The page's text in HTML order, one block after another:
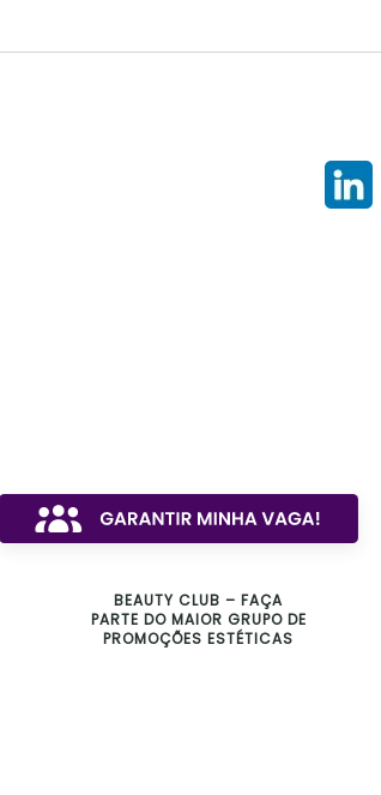
BEAUTY CLUB – FAÇA
PARTE DO MAIOR GRUPO DE
PROMOÇÕES ESTÉTICAS